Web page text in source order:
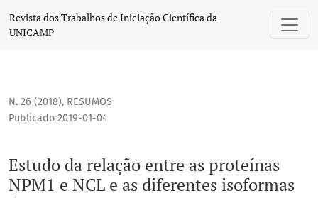
Estudo da relação entre as proteínas NPM1 e NCL e as
Revista dos Trabalhos de Iniciação Científica da
UNICAMP
N. 26 (2018), RESUMOS
Estudo da relação entre as proteínas
NPM1 e NCL e as diferentes isoformas
Publicado 2019-01-04